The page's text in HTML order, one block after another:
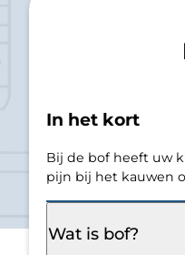
In het kort
Bij de bof heeft uw
pijn bij het kauwen
Wat is bof?